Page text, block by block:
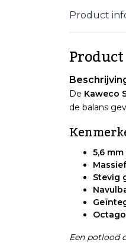
Product
De Kaweco
de balans
5,6
Stevig
Een potlood